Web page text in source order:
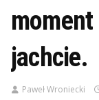
jachcie.
Paweł Wroniecki